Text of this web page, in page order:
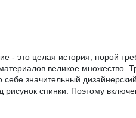
- это целая история, порой
великое множество.
значительный
спинки. Поэтому